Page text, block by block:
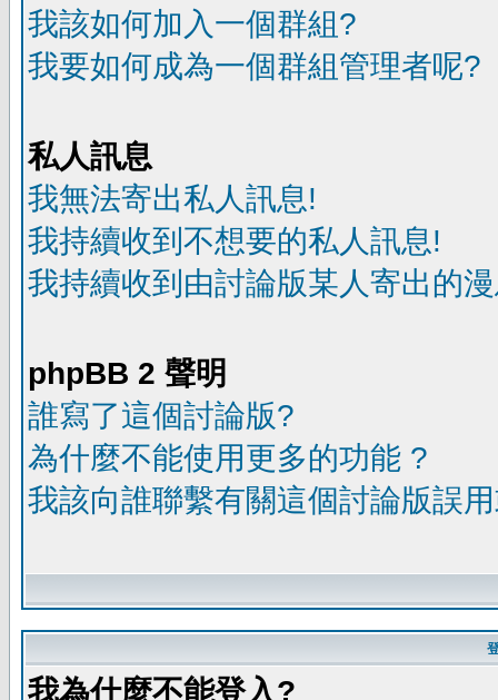
我該如何加入一個群組?
我要如何成為一個群組管理者呢?
私人訊息
我無法寄出私人訊息!
我持續收到不想要的私人訊息!
我持續收到由討論版某人寄出的
phpBB 2 聲明
誰寫了這個討論版?
為什麼不能使用更多的功能 ?
我該向誰聯繫有關這個討論版誤
我為什麼不能登入?